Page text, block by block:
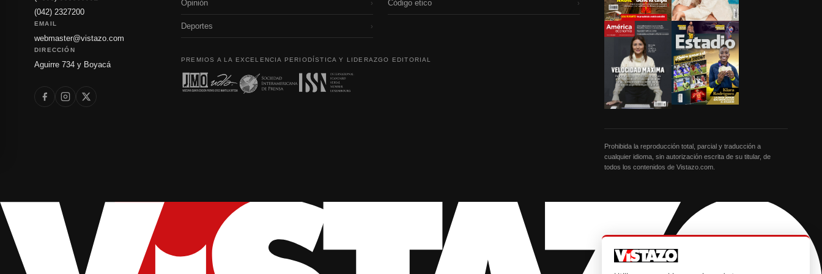
(042) 2327200
EMAIL
webmaster@vistazo.com
DIRECCIÓN
Aguirre 734 y Boyacá
Opinión ›
Deportes ›
Código etico ›
PREMIOS A LA EXCELENCIA PERIODÍSTICA Y LIDERAZGO EDITORIAL
Prohibida la reproducción total, parcial y traducción a
cualquier idioma, sin autorización escrita de su titular, de
todos los contenidos de Vistazo.com.